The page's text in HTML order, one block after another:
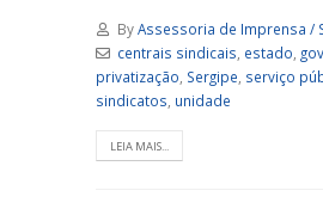
ByAssessoria de Imprensa /
centrais sindicais, estado,
privatização, Sergipe, serviço
sindicatos, unidade
LEIA MAIS...